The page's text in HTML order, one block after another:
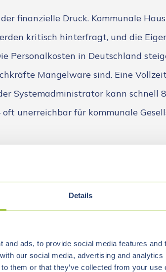
Details
and ads, to provide social media features
our social media, advertising and
them or that they’ve collected from your
finanzielle Druck. Kommunale
kritisch hinterfragt, und die
Personalkosten in Deutschland
Mangelware sind. Eine
Systemadministrator kann schnell
oft unerreichbar für kommunale
Gesellschaften stecken inder
Externe Unterstützung ist nötig,